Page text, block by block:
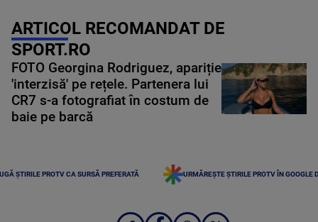
ARTICOL RECOMANDAT DE
SPORT.RO
FOTO Georgina Rodriguez, apariție
'interzisă' pe rețele. Partenera lui
CR7 s-a fotografiat în costum de
baie pe barcă
ȘTIRILE PROTV CA SURSĂ PREFERATĂ URMĂREȘTE ȘTIRILE PROTV ÎN GOOGLE